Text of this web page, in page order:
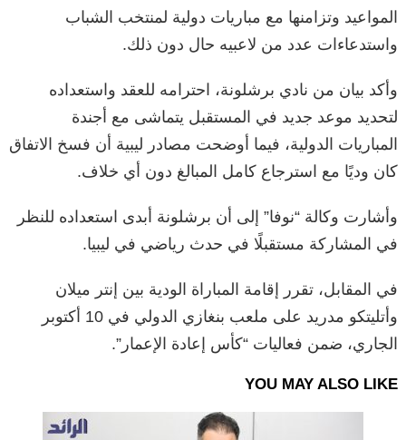
المواعيد وتزامنها مع مباريات دولية لمنتخب الشباب
واستدعاءات عدد من لاعبيه حال دون ذلك.
وأكد بيان من نادي برشلونة، احترامه للعقد واستعداده
لتحديد موعد جديد في المستقبل يتماشى مع أجندة
المباريات الدولية، فيما أوضحت مصادر ليبية أن فسخ الاتفاق
كان وديًا مع استرجاع كامل المبالغ دون أي خلاف.
وأشارت وكالة “نوفا” إلى أن برشلونة أبدى استعداده للنظر
في المشاركة مستقبلًا في حدث رياضي في ليبيا.
في المقابل، تقرر إقامة المباراة الودية بين إنتر ميلان
وأتليتكو مدريد على ملعب بنغازي الدولي في 10 أكتوبر
الجاري، ضمن فعاليات “كأس إعادة الإعمار”.
YOU MAY ALSO LIKE